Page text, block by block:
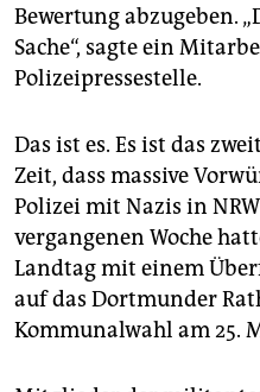
Bewertung abzugeben.
Sache“, sagte ein
Polizeipressestelle.
Das ist es. Es ist das
Zeit, dass massive
Polizei mit Nazis in
vergangenen Woche
Landtag mit einem
auf das Dortmunder
Kommunalwahl am 25.